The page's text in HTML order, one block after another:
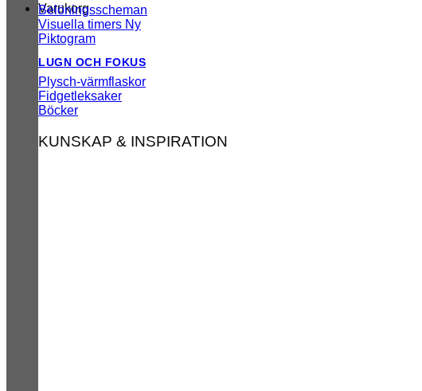
Varukorg
Belöningsscheman
Visuella timers
Piktogram
LUGN OCH FOKUS
Plysch-värmflaskor
Fidgetleksaker
Böcker
KUNSKAP & INSPIRATION